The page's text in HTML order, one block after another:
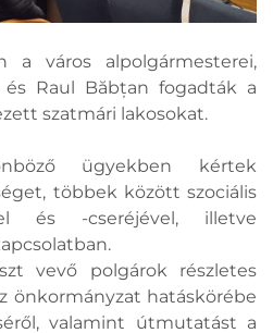
a város alpolgármesterei,
és Raul Băbțan fogadták a
szatmári lakosokat.
ügyekben kértek
többek között szociális
és -cseréjével, illetve
vevő polgárok részletes
önkormányzat hatáskörébe
valamint útmutatást a